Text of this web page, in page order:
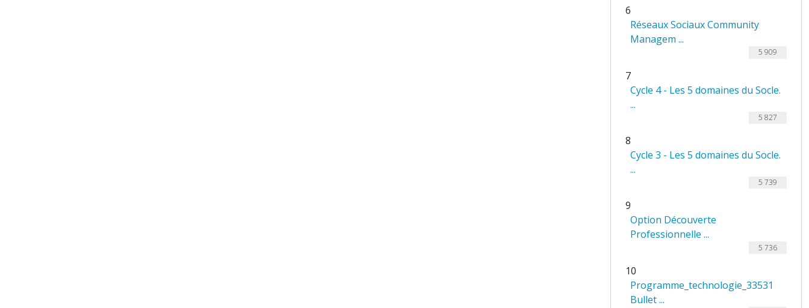
6
Réseaux Sociaux Community
Managem ...
5 909
7
Cycle 4 - Les 5 domaines du Socle.
...
5 827
8
Cycle 3 - Les 5 domaines du Socle.
...
5 739
9
Option Découverte
Professionnelle ...
5 736
10
Programme_technologie_33531
Bullet ...